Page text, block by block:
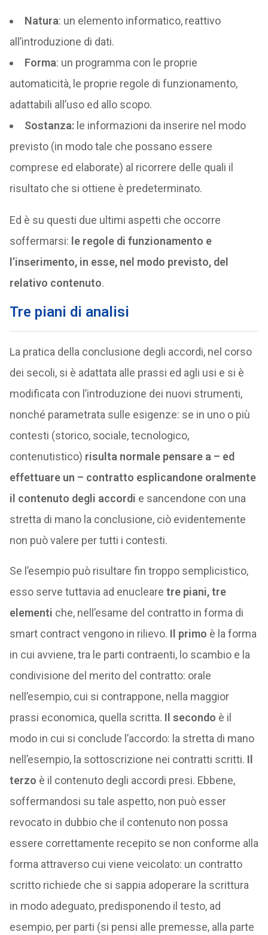
Natura: un elemento informatico, reattivo
all’introduzione di dati.
Forma: un programma con le proprie
automaticità, le proprie regole di funzionamento,
adattabili all’uso ed allo scopo.
Sostanza:le informazioni da inserire nel modo
previsto (in modo tale che possano essere
comprese ed elaborate) al ricorrere delle quali il
risultato che si ottiene è predeterminato.
Ed è su questi due ultimi aspetti che occorre
soffermarsi: le regole di funzionamento e
l’inserimento, in esse, nel modo previsto, del
relativo contenuto.
Tre piani di analisi
La pratica della conclusione degli accordi, nel corso
dei secoli, si è adattata alle prassi ed agli usi e si è
modificata con l’introduzione dei nuovi strumenti,
nonché parametrata sulle esigenze: se in uno o più
contesti (storico, sociale, tecnologico,
contenutistico) risulta normale pensare a – ed
effettuare un – contratto esplicandone oralmente
il contenuto degli accordi e sancendone con una
stretta di mano la conclusione, ciò evidentemente
non può valere per tutti i contesti.
Se l’esempio può risultare fin troppo semplicistico,
esso serve tuttavia ad enucleare tre piani, tre
elementi che, nell’esame del contratto in forma di
smart contract vengono in rilievo. Il primo è la forma
in cui avviene, tra le parti contraenti, lo scambio e la
condivisione del merito del contratto: orale
nell’esempio, cui si contrappone, nella maggior
prassi economica, quella scritta. Il secondo è il
modo in cui si conclude l’accordo: la stretta di mano
nell’esempio, la sottoscrizione nei contratti scritti. Il
terzo è il contenuto degli accordi presi. Ebbene,
soffermandosi su tale aspetto, non può esser
revocato in dubbio che il contenuto non possa
essere correttamente recepito se non conforme alla
forma attraverso cui viene veicolato: un contratto
scritto richiede che si sappia adoperare la scrittura
in modo adeguato, predisponendo il testo, ad
esempio, per parti (si pensi alle premesse, alla parte